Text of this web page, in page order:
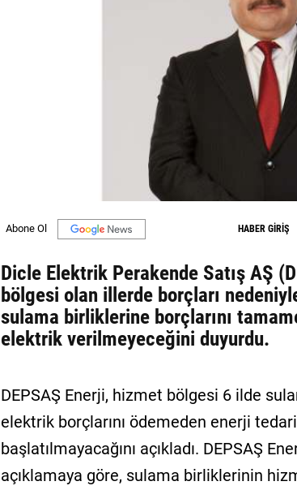
HABER GİRİŞ
Dicle Elektrik Perakende Satış AŞ
bölgesi olan illerde borçları
sulama birliklerine borçlarını
elektrik verilmeyeceğini duyurdu.
DEPSAŞ Enerji, hizmet bölgesi 6 ilde
elektrik borçlarını ödemeden enerji
başlatılmayacağını açıkladı. DEPSAŞ
açıklamaya göre, sulama birliklerinin